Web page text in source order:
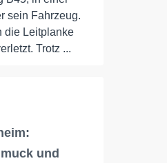
sein Fahrzeug.
die Leitplanke
Trotz ...
und